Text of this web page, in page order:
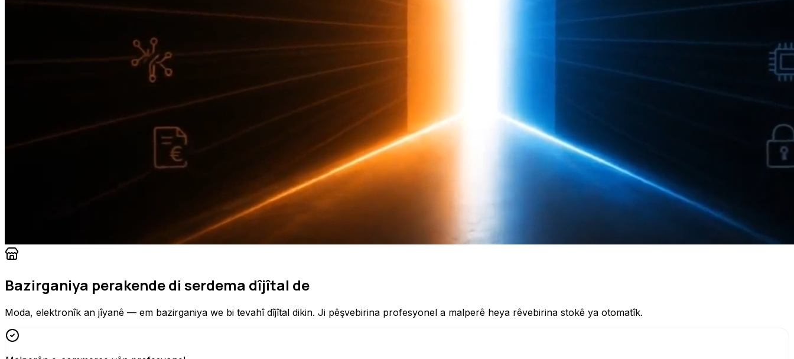
Bazirganiya perakende di serdema dîjîtal de
Moda, elektronîk an jîyanê — em bazirganiya we bi tevahî dîjîtal dikin. Ji pêşvebirina profesyonel a malperê heya rêvebirina stokê ya otomatîk.